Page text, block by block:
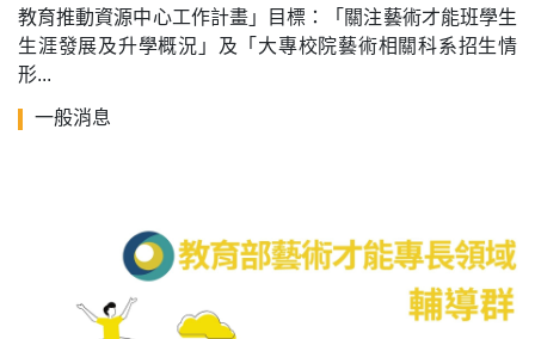
教育推動資源中心工作計畫」目標：「關注藝術才能班學生
生涯發展及升學概況」及「大專校院藝術相關科系招生情
形...
一般消息